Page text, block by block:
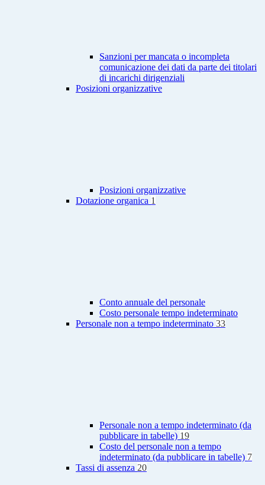
Sanzioni per mancata o incompleta
comunicazione dei dati da parte dei titolari
di incarichi dirigenziali
Posizioni organizzative
Posizioni organizzative
Dotazione organica 1
Conto annuale del personale
Costo personale tempo indeterminato
Personale non a tempo indeterminato 33
Personale non a tempo indeterminato (da
pubblicare in tabelle) 19
Costo del personale non a tempo
indeterminato (da pubblicare in tabelle) 7
Tassi di assenza 20